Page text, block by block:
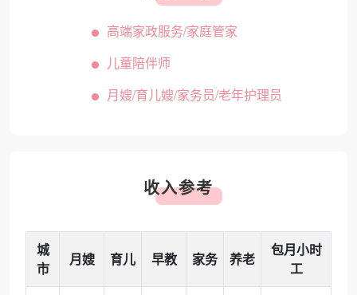
高端家政服务/家庭管家
儿童陪伴师
月嫂/育儿嫂/家务员/老年护理员
收入参考
城
市
月嫂 育儿 早教 家务 养老
包月小时
工